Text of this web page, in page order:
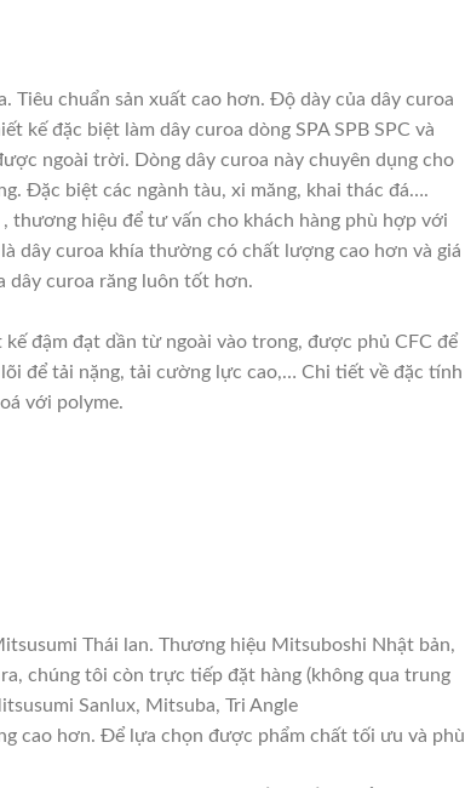
Tiêu chuẩn sản xuất cao hơn. Độ dày của dây curoa
đặc biệt làm dây curoa dòng SPA SPB SPC và
ngoài trời. Dòng dây curoa này chuyên dụng cho
Đặc biệt các ngành tàu, xi măng, khai thác đá….
thương hiệu để tư vấn cho khách hàng phù hợp với
dây curoa khía thường có chất lượng cao hơn và giá
dây curoa răng luôn tốt hơn.
đậm đạt dần từ ngoài vào trong, được phủ CFC để
để tải nặng, tải cường lực cao,… Chi tiết về đặc tính
với polyme.
Thái lan. Thương hiệu Mitsuboshi Nhật bản,
chúng tôi còn trực tiếp đặt hàng (không qua trung
Sanlux, Mitsuba, Tri Angle
cao hơn. Để lựa chọn được phẩm chất tối ưu và phù